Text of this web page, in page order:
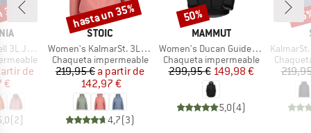
Jacket
reducido
de
€
(2)
MARCA
STOIC
Artículo
Women's KalmarSt. 3L Rain Jacket II
Product group
Chaqueta impermeable
Precio
219,95 € Precio reducido
a partir de
142,97 €
4,7(3)
Descuento
hasta un 35%
MARCA
MAMMUT
Artículo
Women's Ducan Guide Hardshell Hooded Jacket
Product group
Chaqueta impermeable
Precio
299,95 €Precio reducido
149,98 €
5,0(4)
Descuento
50%
Artículo
KalmarSt.
Product